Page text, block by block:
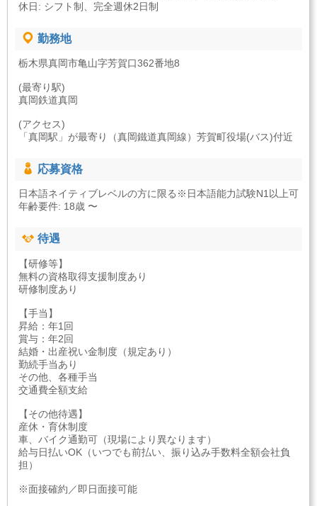
休日: シフト制、完全週休2日制
勤務地
栃木県真岡市亀山字芳賀口362番地8
(最寄り駅)
真岡鉄道真岡
(アクセス)
「真岡駅」が最寄り（真岡鐵道真岡線）芳賀町役場(バス)付近
応募資格
日本語ネイティブレベルの方に限る※日本語能力試験N1以上可
年齢要件: 18歳 〜
待遇
【研修等】
無料の資格取得支援制度あり
研修制度あり
【手当】
昇給：年1回
賞与：年2回
結婚・出産祝い金制度（規定あり）
勤続手当あり
その他、各種手当
交通費全額支給
【その他待遇】
産休・育休制度
車、バイク通勤可（現場により異なります）
給与日払いOK（いつでも前払い、振り込み手数料全額会社負
担）
※面接確約／即日面接可能